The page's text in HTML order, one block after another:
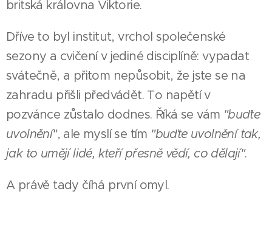
britská královna Viktorie.
Dříve to byl institut, vrchol společenské
sezony a cvičení v jediné disciplíně: vypadat
svátečně, a přitom nepůsobit, že jste se na
zahradu přišli předvádět. To napětí v
pozvánce zůstalo dodnes. Říká se vám "buďte
uvolnění", ale myslí se tím "buďte uvolnění tak,
jak to umějí lidé, kteří přesně vědí, co dělají".
A právě tady číhá první omyl.